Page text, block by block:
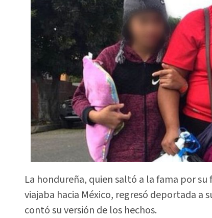
La hondureña, quien saltó a la fama por
viajaba hacia México, regresó deportada a
contó su versión de los hechos.